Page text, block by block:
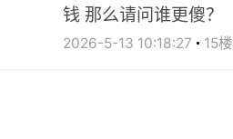
钱 那么请问谁更傻？
2026-5-13 10:18:27 15楼